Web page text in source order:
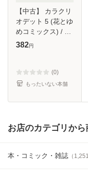
【中古】 カラクリ
オデット 5 (花とゆ
めコミックス) / 鈴
木 ジュリエッタ /
料】
382円
(0)
もったいない本舗
お店のカテゴリか
本・コミック・雑誌 （